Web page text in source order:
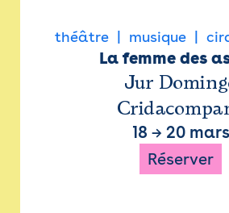
théâtre musique
La femme des
Jur
18 → 20 mars
Réserver